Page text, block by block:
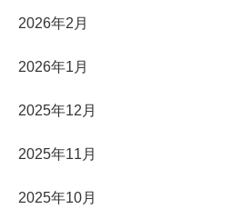
2026年2月
2026年1月
2025年12月
2025年11月
2025年10月